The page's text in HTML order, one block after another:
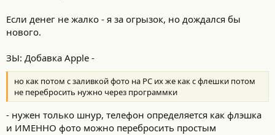
Если денег не жалко - я за огрызок, но дождался бы
нового.
ЗЫ: Добавка Apple -
но как потом с заливкой фото на РС их же как с флешки потом
не перебросить нужно через программки
- нужен только шнур, телефон определяется как флэшка
и ИМЕННО фото можно перебросить простым